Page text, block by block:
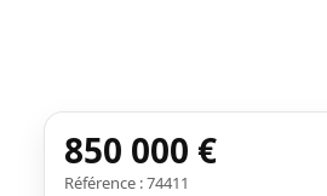
850 000 €
Référence : 74411